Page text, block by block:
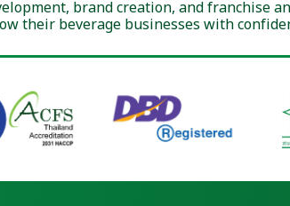
brand creation, and franchise
their beverage businesses with